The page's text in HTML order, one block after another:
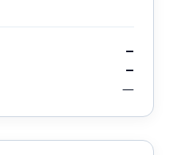
—
—
—